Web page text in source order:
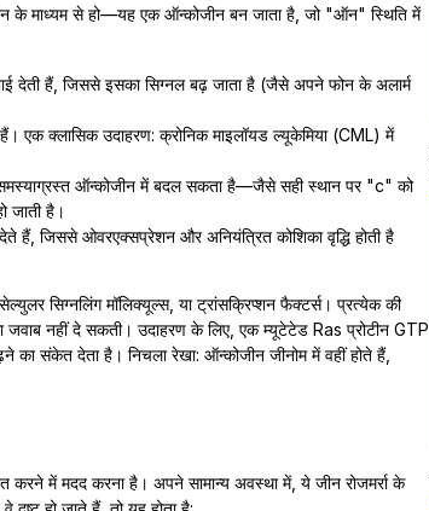
के माध्यम से हो—यह एक ऑन्कोजीन बन जाता है, जो "ऑन" स्थिति में
देती हैं, जिससे इसका सिग्नल बढ़ जाता है (जैसे अपने फोन के अलार्म
एक क्लासिक उदाहरण: क्रोनिक माइलॉयड ल्यूकेमिया (CML) में
समस्याग्रस्त ऑन्कोजीन में बदल सकता है—जैसे सही स्थान पर "c" को
जाती है।
हैं, जिससे ओवरएक्सप्रेशन और अनियंत्रित कोशिका वृद्धि होती है
सिग्नलिंग मॉलिक्यूल्स, या ट्रांसक्रिप्शन फैक्टर्स। प्रत्येक की
जवाब नहीं दे सकती। उदाहरण के लिए, एक म्यूटेटेड Ras प्रोटीन GTP
का संकेत देता है। निचला रेखा: ऑन्कोजीन जीनोम में वहीं होते हैं,
करने में मदद करना है। अपने सामान्य अवस्था में, ये जीन रोजमर्रा के